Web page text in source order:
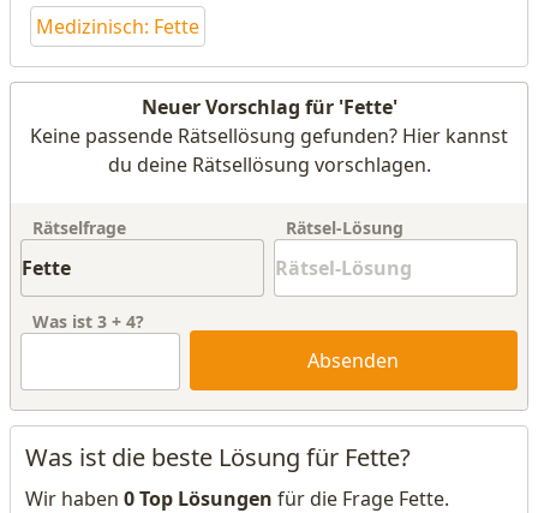
Medizinisch: Fette
Neuer Vorschlag für 'Fette'
Keine passende Rätsellösung gefunden? Hier kannst
du deine Rätsellösung vorschlagen.
Rätselfrage Rätsel-Lösung
Was ist 3 + 4?
Absenden
Was ist die beste Lösung für Fette?
Wir haben 0 Top Lösungen für die Frage Fette.